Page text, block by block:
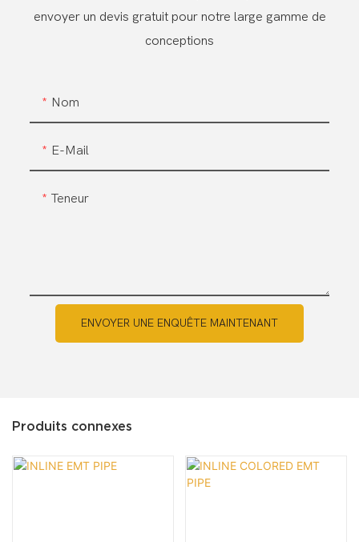
envoyer un devis gratuit pour notre large gamme de
conceptions
Nom
E-Mail
Teneur
ENVOYER UNE ENQUÊTE MAINTENANT
Produits connexes